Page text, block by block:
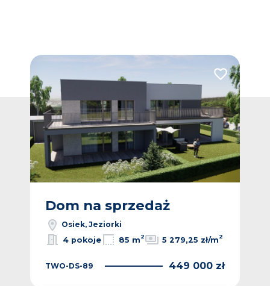
Dodaj do
Dom na sprzedaż
Osiek, Jeziorki
4 pokoje
85 m2 5 279,25 zł/m2
TWO-DS-89 449 000 zł